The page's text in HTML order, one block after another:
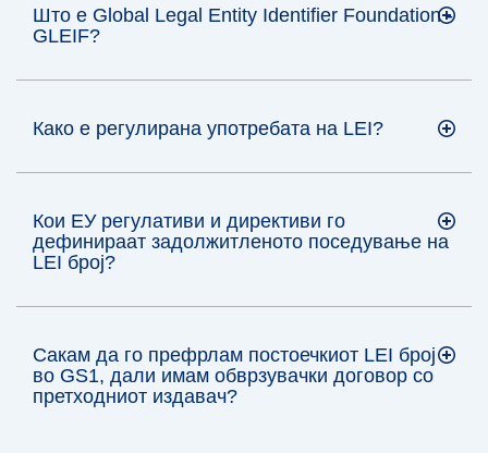
Што е Global Legal Entity Identifier Foundation -
GLEIF?
Како е регулирана употребата на LEI?
Кои ЕУ регулативи и директиви го
дефинираат задолжитленото поседување на
LEI број?
Сакам да го префрлам постоечкиот LEI број
во GS1, дали имам обврзувачки договор со
претходниот издавач?